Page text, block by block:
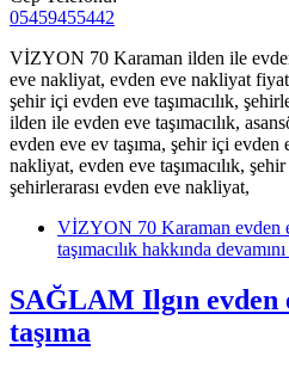
05459455442
VİZYON 70 Karaman ilden ile
eve nakliyat, evden eve nakliyat
şehir içi evden eve taşımacılık,
ilden ile evden eve taşımacılık,
evden eve ev taşıma, şehir içi evden
nakliyat, evden eve taşımacılık,
şehirlerarası evden eve nakliyat,
VİZYON 70 Karaman evden
taşımacılık hakkında
SAĞLAM Ilgın evden
taşıma